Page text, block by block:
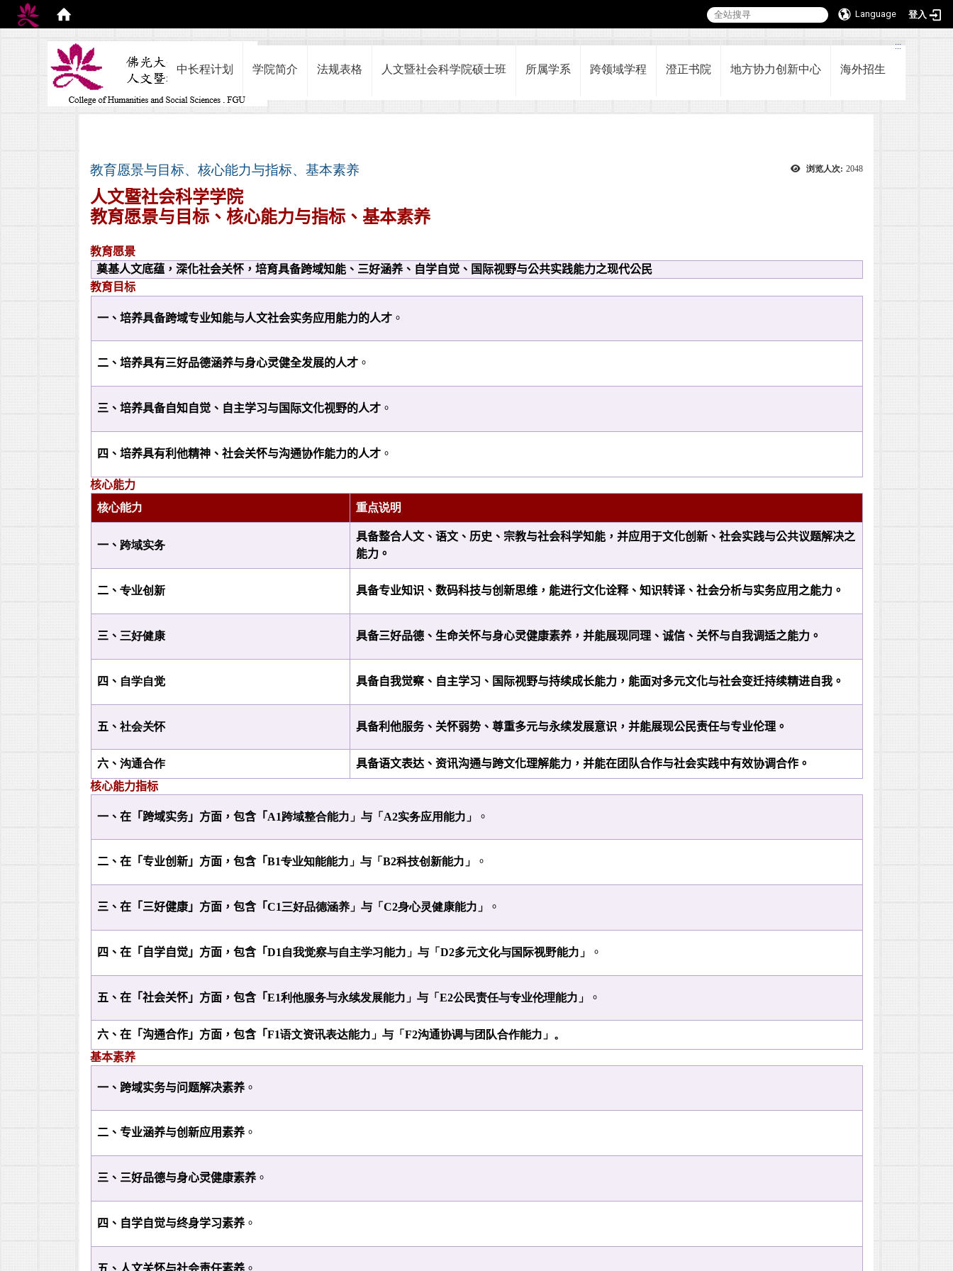
Language 登入
:::
中长程计划
学院简介 法规表格 人文暨社会科学院硕士班 所属学系 跨领域学程 澄正书院 地方协力创新中心 海外招生
浏览人次: 2048
教育愿景与目标、核心能力与指标、基本素养
人文暨社会科学学院
教育愿景与目标、核心能力与指标、基本素养
教育愿景
奠基人文底蕴，深化社会关怀，培育具备跨域知能、三好涵养、自学自觉、国际视野与公共实践能力之现代公民
教育目标
一、培养具备跨域专业知能与人文社会实务应用能力的人才。
二、培养具有三好品德涵养与身心灵健全发展的人才。
三、培养具备自知自觉、自主学习与国际文化视野的人才。
四、培养具有利他精神、社会关怀与沟通协作能力的人才。
核心能力
核心能力
重点说明
一、 跨域实务
具备整合人文、语文、历史、宗教与社会科学知能，并应用于文化创新、社会实践与公共议题解决之
能力。
二、 专业创新 具备专业知识、数码科技与创新思维，能进行文化诠释、知识转译、社会分析与实务应用之能力。
三、 三好健康 具备三好品德、生命关怀与身心灵健康素养，并能展现同理、诚信、关怀与自我调适之能力。
四、 自学自觉 具备自我觉察、自主学习、国际视野与持续成长能力，能面对多元文化与社会变迁持续精进自我。
五、 社会关怀 具备利他服务、关怀弱势、尊重多元与永续发展意识，并能展现公民责任与专业伦理。
六、 沟通合作
具备语文表达、资讯沟通与跨文化理解能力，并能在团队合作与社会实践中有效协调合作。
核心能力指标
一、在「跨域实务」方面，包含「 A1跨域整合能力」与「A2实务应用能力」 。
二、在「专业创新」方面，包含「B1专业知能能力」与「B2科技创新能力」 。
三、在「三好健康」方面，包含「C1三好品德涵养」与「C2身心灵健康能力」 。
四、在「自学自觉」方面，包含「D1自我觉察与自主学习能力」与「D2多元文化与国际视野能力」 。
五、在「社会关怀」方面，包含「E1利他服务与永续发展能力」与「E2公民责任与专业伦理能力」 。
六、在「沟通合作」方面，包含「F1语文资讯表达能力」与「F2沟通协调与团队合作能力」。
基本素养
一、跨域实务与问题解决素养。
二、专业涵养与创新应用素养。
三、三好品德与身心灵健康素养。
四、自学自觉与终身学习素养。
五、人文关怀与社会责任素养。